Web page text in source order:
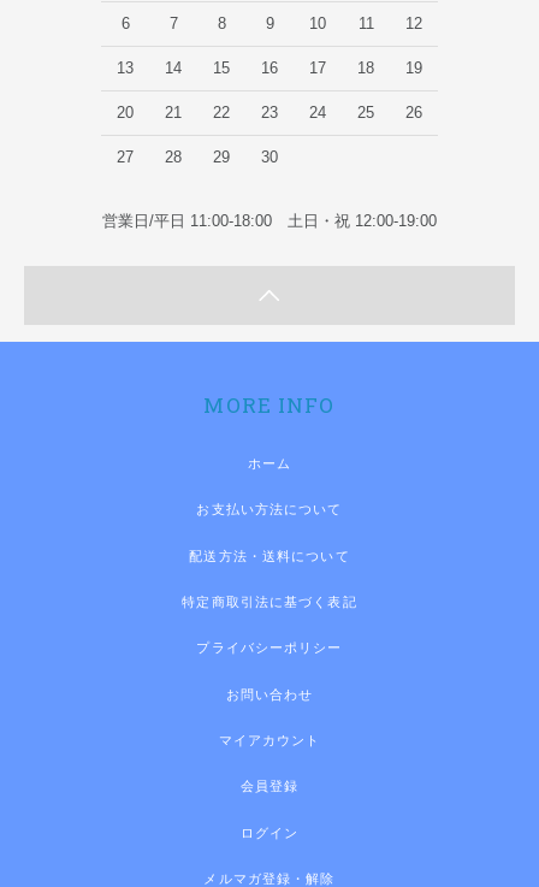
6 7 8 9 10 11 12
13 14 15 16 17 18 19
20 21 22 23 24 25 26
27 28 29 30
営業日/平日 11:00-18:00 土日・祝 12:00-19:00
MORE INFO
ホーム
お支払い方法について
配送方法・送料について
特定商取引法に基づく表記
プライバシーポリシー
お問い合わせ
マイアカウント
会員登録
ログイン
メルマガ登録・解除